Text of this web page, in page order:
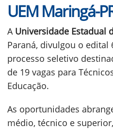
UEM Maringá-
A Universidade Estadual
Paraná, divulgou o edital
processo seletivo
de 19 vagas para
Educação.
As oportunidades
médio, técnico e